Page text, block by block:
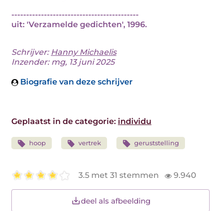
-------------------------------------------
uit: 'Verzamelde gedichten', 1996.
Schrijver: Hanny Michaelis
Inzender: mg, 13 juni 2025
Biografie van deze schrijver
Geplaatst in de categorie: individu
hoop vertrek geruststelling
3.5 met 31 stemmen 9.940
deel als afbeelding